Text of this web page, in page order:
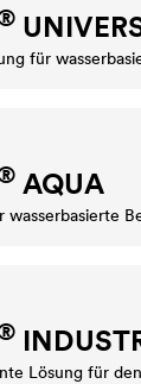
für
AQUA
wasserbasierte
Lösung für